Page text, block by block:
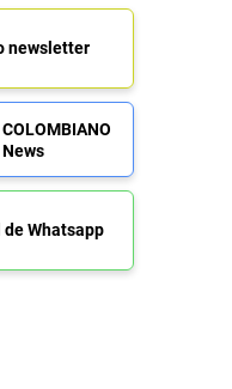
newsletter
Whatsapp